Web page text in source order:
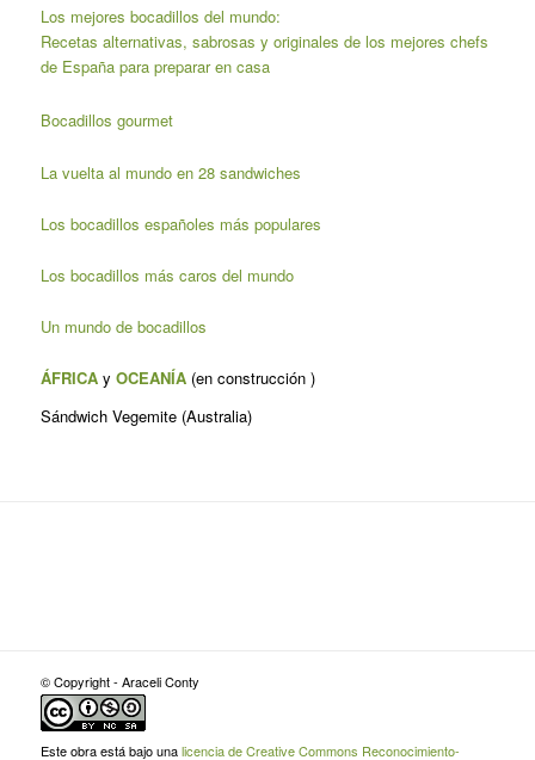
Los mejores bocadillos del mundo:
Recetas alternativas, sabrosas y originales de los mejores chefs
de España para preparar en casa
Bocadillos gourmet
La vuelta al mundo en 28 sandwiches
Los bocadillos españoles más populares
Los bocadillos más caros del mundo
Un mundo de bocadillos
ÁFRICAy OCEANÍA(en construcción )
Sándwich Vegemite (Australia)
© Copyright - Araceli Conty
Este obra está bajo unalicencia de Creative Commons Reconocimiento-